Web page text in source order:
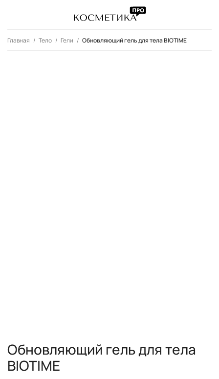
Главная Тело Гели Обновляющий гель для тела BIOTIME
Обновляющий гель для тела
BIOTIME